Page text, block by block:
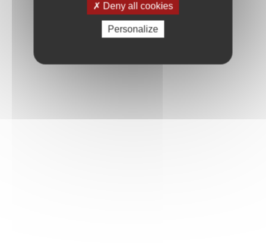
Deny all cookies
Personalize